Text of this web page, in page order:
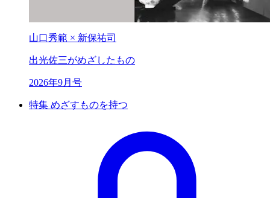
山口秀範 × 新保祐司
出光佐三がめざしたもの
2026年9月号
特集 めざすものを持つ